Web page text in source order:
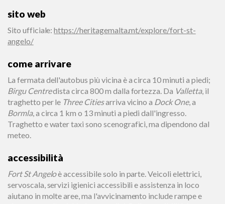
sito web
Sito ufficiale:https://heritagemalta.mt/explore/fort-st-
angelo/
come arrivare
La fermata dell'autobus più vicina è a circa 10 minuti a piedi;
Birgu Centredista circa 800 m dalla fortezza. Da Valletta, il
traghetto per le Three Citiesarriva vicino a Dock One, a
Bormla, a circa 1 km o 13 minuti a piedi dall'ingresso.
Traghetto e water taxi sono scenografici, ma dipendono dal
meteo.
accessibilità
Fort St Angeloè accessibile solo in parte. Veicoli elettrici,
servoscala, servizi igienici accessibili e assistenza in loco
aiutano in molte aree, ma l'avvicinamento include rampe e